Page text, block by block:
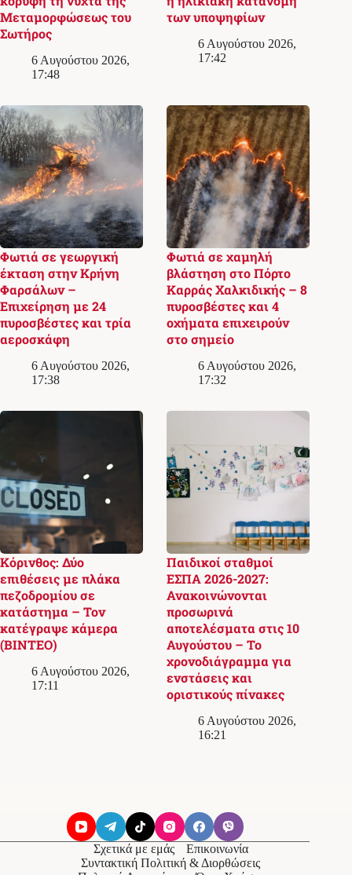
Μεταμορφώσεως του
Σωτήρος
6 Αυγούστου 2026,
17:48
των υποψηφίων
6 Αυγούστου 2026,
17:42
Φωτιά σε γεωργική
έκταση στην Κρήνη
Φαρσάλων –
Επιχείρηση με 24
πυροσβέστες και τρία
αεροσκάφη
6 Αυγούστου 2026,
17:38
Φωτιά σε χαμηλή
βλάστηση στο Πόρτο
Καρράς Χαλκιδικής – 8
πυροσβέστες και 4
οχήματα επιχειρούν
στο σημείο
6 Αυγούστου 2026,
17:32
Κόρινθος: Δύο
επιθέσεις με πλάκα
πεζοδρομίου σε
κατάστημα – Τον
κατέγραψε κάμερα
(ΒΙΝΤΕΟ)
6 Αυγούστου 2026,
17:11
Παιδικοί σταθμοί
ΕΣΠΑ 2026-2027:
Ανακοινώνονται
προσωρινά
αποτελέσματα στις 10
Αυγούστου – Το
χρονοδιάγραμμα για
ενστάσεις και
οριστικούς πίνακες
6 Αυγούστου 2026,
16:21
Σχετικά με εμάς
Επικοινωνία
Συντακτική Πολιτική & Διορθώσεις